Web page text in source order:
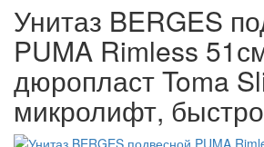
Унитаз BERGES
PUMA Rimless
дюропласт Toma
микролифт,